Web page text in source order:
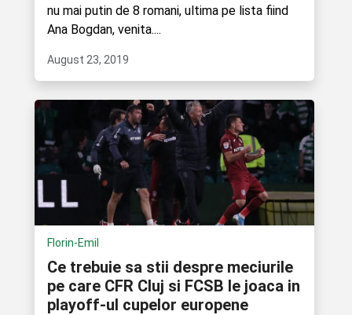
nu mai putin de 8 romani, ultima pe lista fiind
Ana Bogdan, venita....
August 23, 2019
Florin-Emil
Ce trebuie sa stii despre meciurile
pe care CFR Cluj si FCSB le joaca in
playoff-ul cupelor europene